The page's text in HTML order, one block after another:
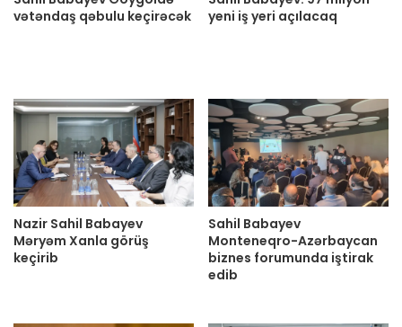
vətəndaş qəbulu keçirəcək
yeni iş yeri açılacaq
Nazir Sahil Babayev
Məryəm Xanla görüş
keçirib
Sahil Babayev
Monteneqro-Azərbaycan
biznes forumunda iştirak
edib